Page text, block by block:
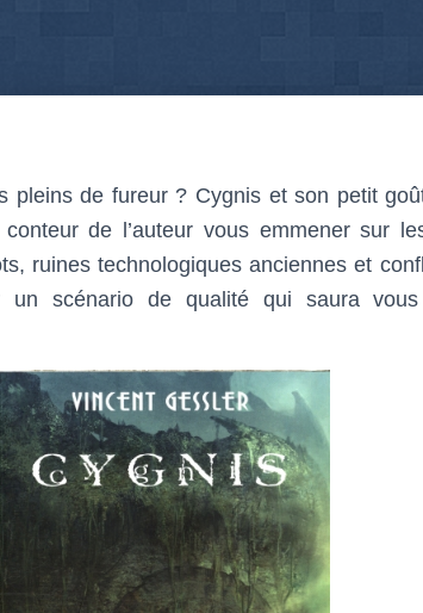
pleins de fureur ? Cygnis et son petit
de l’auteur vous emmener sur
ruines technologiques anciennes et
un scénario de qualité qui saura